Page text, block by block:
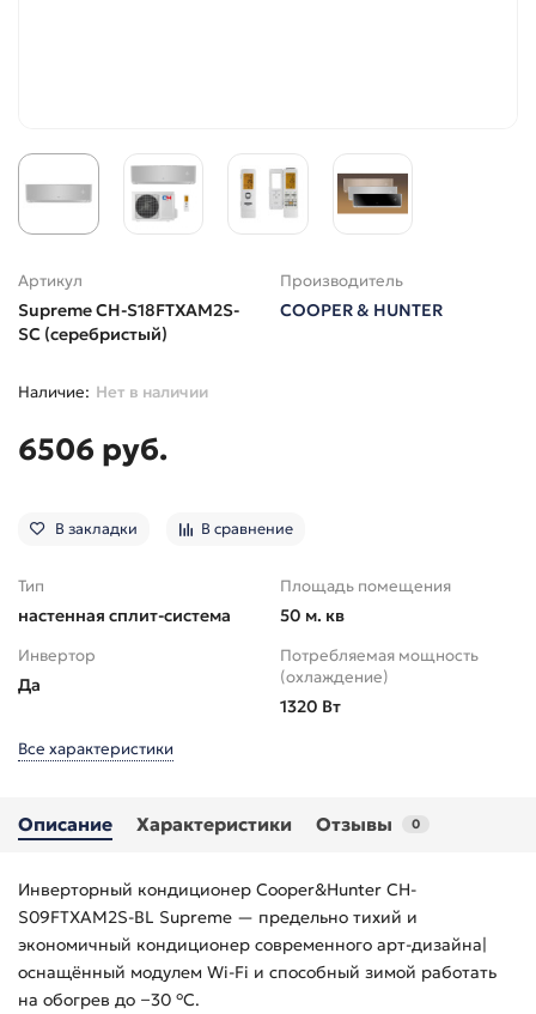
Артикул
Supreme CH-S18FTXAM2S-
SC (серебристый)
Производитель
COOPER & HUNTER
Нет в наличии
6506 руб.
В закладки В сравнение
Тип
настенная сплит-система
Площадь помещения
50 м. кв
Инвертор
Да
Потребляемая мощность
(охлаждение)
1320 Вт
Все характеристики
Описание Характеристики Отзывы 0
Инверторный кондиционер Cooper&Hunter CH-
S09FTXAM2S-BL Supreme — предельно тихий и
экономичный кондиционер современного арт-дизайна|
оснащённый модулем Wi-Fi и способный зимой работать
на обогрев до −30 °С.